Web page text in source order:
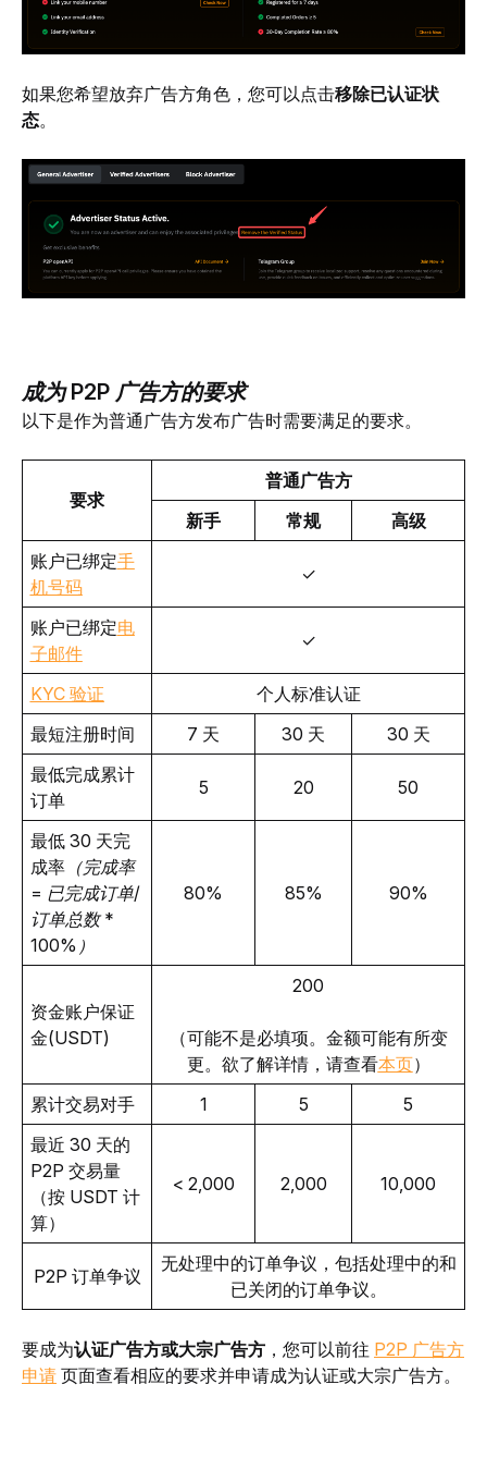
如果您希望放弃广告方角色，您可以点击移除已认证状
态。
成为 P2P 广告方的要求
以下是作为普通广告方发布广告时需要满足的要求。
要求
普通广告方
新手
常规
高级
账户已绑定手
机号码
✓
账户已绑定电
子邮件
✓
KYC 验证
个人标准认证
最短注册时间
7 天 30 天
30 天
最低完成累计
订单
5 20 50
最低 30 天完
成率（完成率
= 已完成订单/
订单总数 *
100%）
80% 85% 90%
资金账户保证
金(USDT)
200
（可能不是必填项。金额可能有所变
更。欲了解详情，请查看本页）
累计交易对手
1 5
5
最近 30 天的
P2P 交易量
（按 USDT 计
算）
< 2,000 2,000 10,000
P2P 订单争议
无处理中的订单争议，包括处理中的和
已关闭的订单争议。
要成为认证广告方或大宗广告方 ，您可以前往 P2P 广告方
申请 页面查看相应的要求并申请成为认证或大宗广告方。